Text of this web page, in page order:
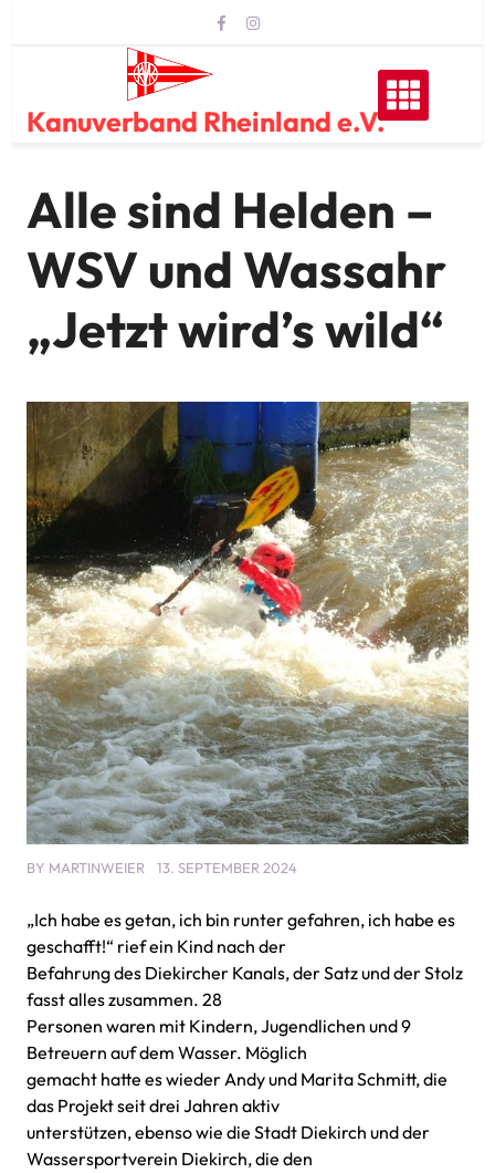
Kanuverband Rheinland e.V.
Alle sind Helden –
WSV und Wassahr
„Jetzt wird’s wild“
BY MARTINWEIER 13. SEPTEMBER 2024
„Ich habe es getan, ich bin runter gefahren, ich habe es
geschafft!“ rief ein Kind nach der
Befahrung des Diekircher Kanals, der Satz und der Stolz
fasst alles zusammen. 28
Personen waren mit Kindern, Jugendlichen und 9
Betreuern auf dem Wasser. Möglich
gemacht hatte es wieder Andy und Marita Schmitt, die
das Projekt seit drei Jahren aktiv
unterstützen, ebenso wie die Stadt Diekirch und der
Wassersportverein Diekirch, die den